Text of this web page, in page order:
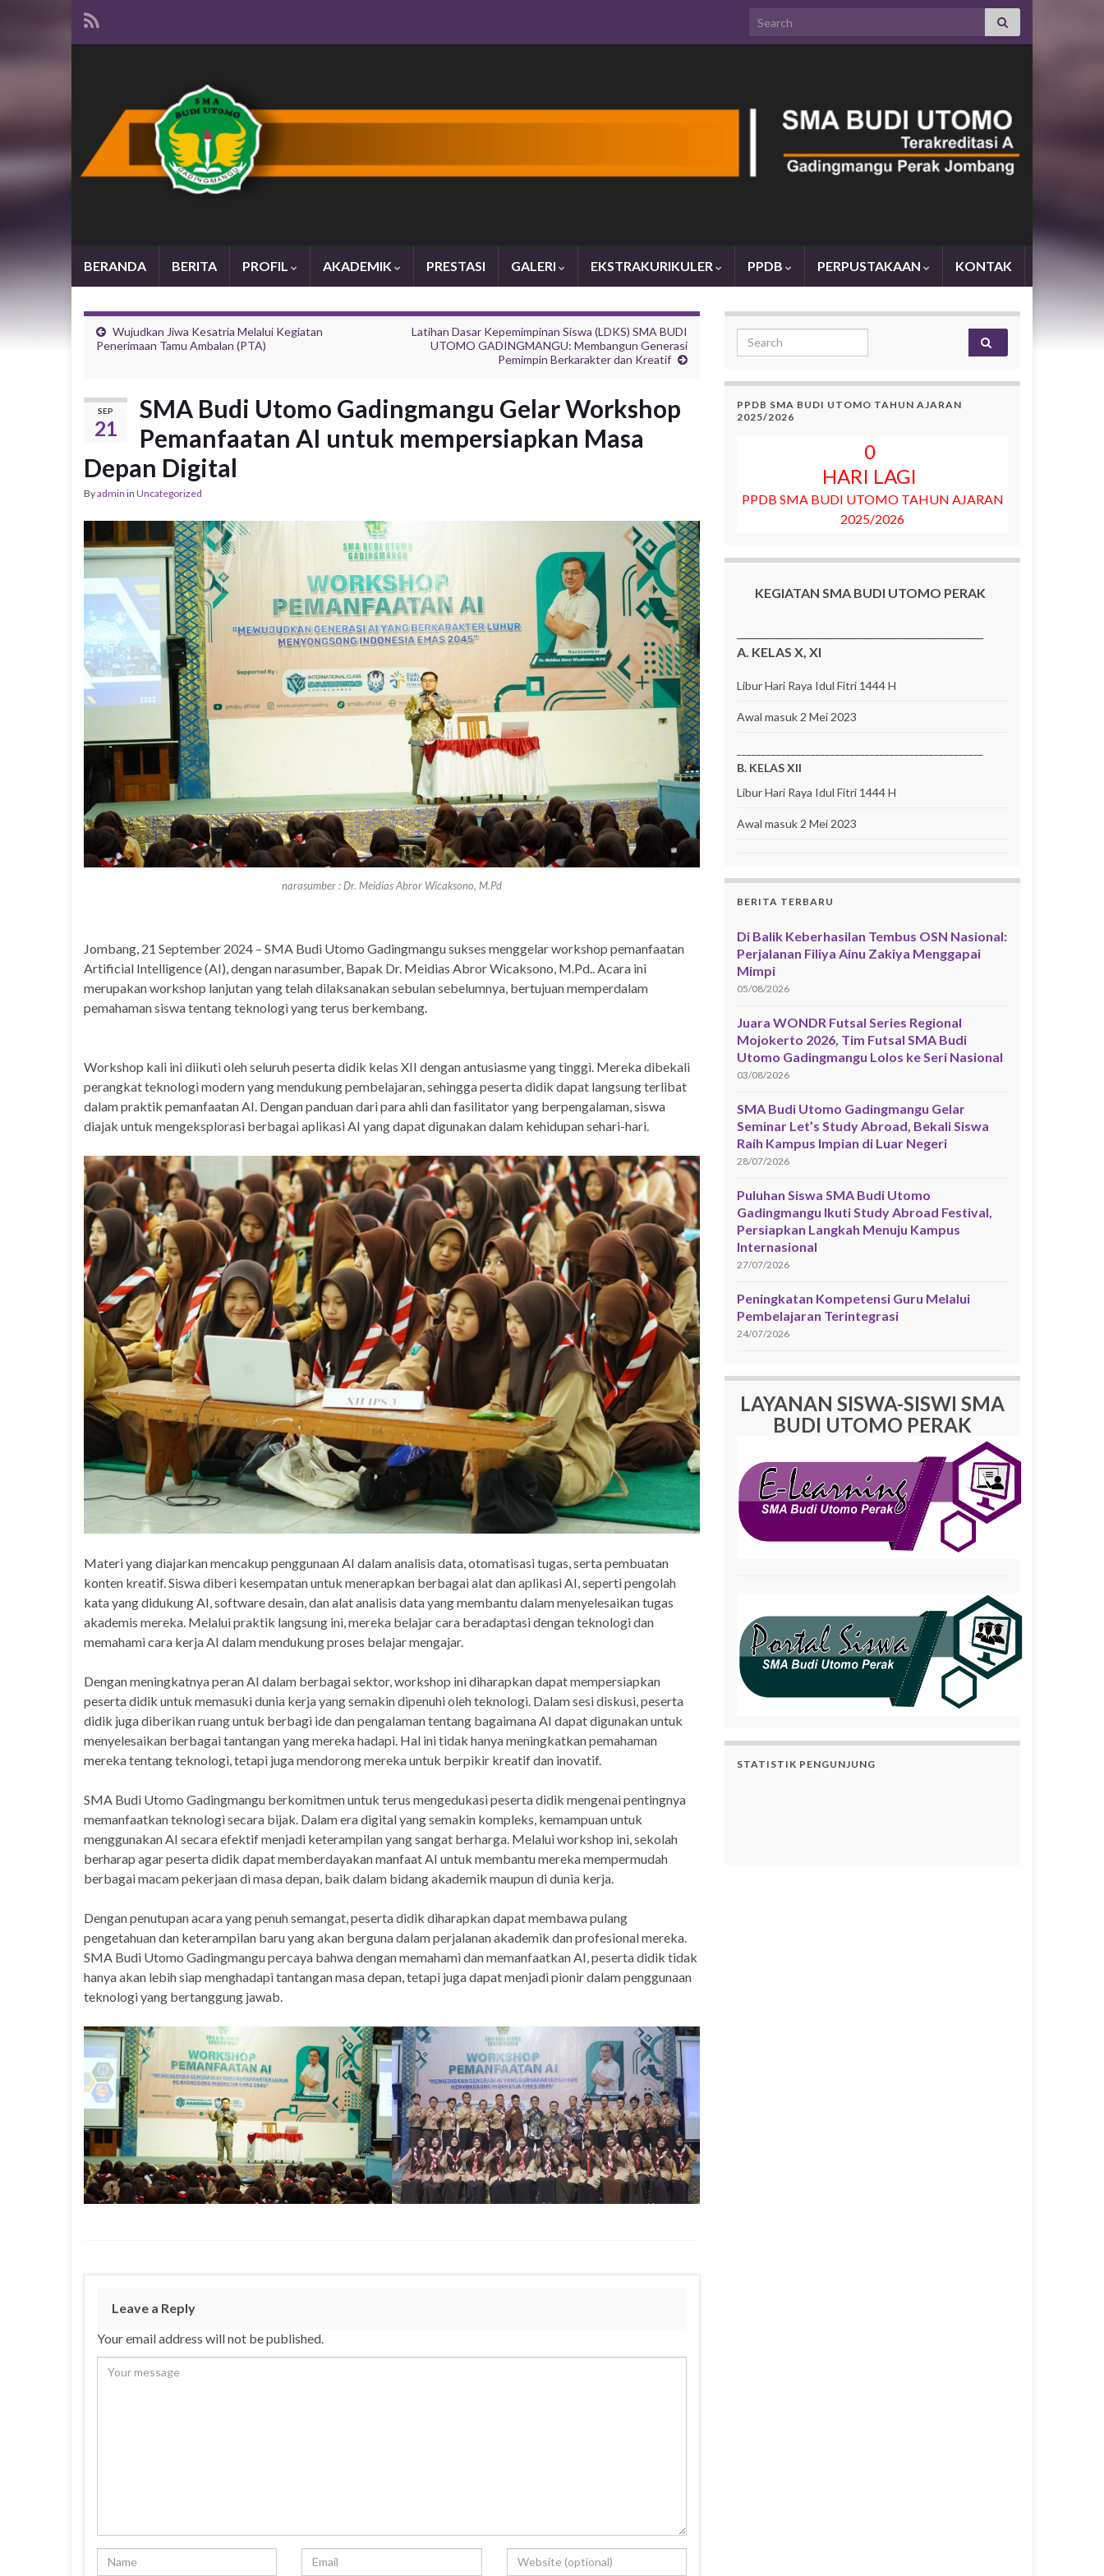
Search for:
BERANDA BERITA PROFIL AKADEMIK PRESTASI GALERI EKSTRAKURIKULER PPDB PERPUSTAKAAN KONTAK
Wujudkan Jiwa Kesatria Melalui Kegiatan
Penerimaan Tamu Ambalan (PTA)
Latihan Dasar Kepemimpinan Siswa (LDKS) SMA BUDI
UTOMO GADINGMANGU: Membangun Generasi
Pemimpin Berkarakter dan Kreatif
SEP
21
SMA Budi Utomo Gadingmangu Gelar Workshop
Pemanfaatan AI untuk mempersiapkan Masa
Depan Digital
Byadmin in Uncategorized
narasumber : Dr. Meidias Abror Wicaksono, M.Pd
Jombang, 21 September 2024 – SMA Budi Utomo Gadingmangu sukses menggelar workshop pemanfaatan
Artificial Intelligence (AI), dengan narasumber, Bapak Dr. Meidias Abror Wicaksono, M.Pd.. Acara ini
merupakan workshop lanjutan yang telah dilaksanakan sebulan sebelumnya, bertujuan memperdalam
pemahaman siswa tentang teknologi yang terus berkembang.
Workshop kali ini diikuti oleh seluruh peserta didik kelas XII dengan antusiasme yang tinggi. Mereka dibekali
perangkat teknologi modern yang mendukung pembelajaran, sehingga peserta didik dapat langsung terlibat
dalam praktik pemanfaatan AI. Dengan panduan dari para ahli dan fasilitator yang berpengalaman, siswa
diajak untuk mengeksplorasi berbagai aplikasi AI yang dapat digunakan dalam kehidupan sehari-hari.
Materi yang diajarkan mencakup penggunaan AI dalam analisis data, otomatisasi tugas, serta pembuatan
konten kreatif. Siswa diberi kesempatan untuk menerapkan berbagai alat dan aplikasi AI, seperti pengolah
kata yang didukung AI, software desain, dan alat analisis data yang membantu dalam menyelesaikan tugas
akademis mereka. Melalui praktik langsung ini, mereka belajar cara beradaptasi dengan teknologi dan
memahami cara kerja AI dalam mendukung proses belajar mengajar.
Dengan meningkatnya peran AI dalam berbagai sektor, workshop ini diharapkan dapat mempersiapkan
peserta didik untuk memasuki dunia kerja yang semakin dipenuhi oleh teknologi. Dalam sesi diskusi, peserta
didik juga diberikan ruang untuk berbagi ide dan pengalaman tentang bagaimana AI dapat digunakan untuk
menyelesaikan berbagai tantangan yang mereka hadapi. Hal ini tidak hanya meningkatkan pemahaman
mereka tentang teknologi, tetapi juga mendorong mereka untuk berpikir kreatif dan inovatif.
SMA Budi Utomo Gadingmangu berkomitmen untuk terus mengedukasi peserta didik mengenai pentingnya
memanfaatkan teknologi secara bijak. Dalam era digital yang semakin kompleks, kemampuan untuk
menggunakan AI secara efektif menjadi keterampilan yang sangat berharga. Melalui workshop ini, sekolah
berharap agar peserta didik dapat memberdayakan manfaat AI untuk membantu mereka mempermudah
berbagai macam pekerjaan di masa depan, baik dalam bidang akademik maupun di dunia kerja.
Dengan penutupan acara yang penuh semangat, peserta didik diharapkan dapat membawa pulang
pengetahuan dan keterampilan baru yang akan berguna dalam perjalanan akademik dan profesional mereka.
SMA Budi Utomo Gadingmangu percaya bahwa dengan memahami dan memanfaatkan AI, peserta didik tidak
hanya akan lebih siap menghadapi tantangan masa depan, tetapi juga dapat menjadi pionir dalam penggunaan
teknologi yang bertanggung jawab.
Leave a Reply
Your email address will not be published.
Search for:
PPDB SMA BUDI UTOMO TAHUN AJARAN
2025/2026
0
HARI LAGI
PPDB SMA BUDI UTOMO TAHUN AJARAN
2025/2026
KEGIATAN SMA BUDI UTOMO PERAK
A. KELAS X, XI
Libur Hari Raya Idul Fitri 1444 H
Awal masuk 2 Mei 2023
B. KELAS XII
Libur Hari Raya Idul Fitri 1444 H
Awal masuk 2 Mei 2023
BERITA TERBARU
Di Balik Keberhasilan Tembus OSN Nasional:
Perjalanan Filiya Ainu Zakiya Menggapai
Mimpi
05/08/2026
Juara WONDR Futsal Series Regional
Mojokerto 2026, Tim Futsal SMA Budi
Utomo Gadingmangu Lolos ke Seri Nasional
03/08/2026
SMA Budi Utomo Gadingmangu Gelar
Seminar Let’s Study Abroad, Bekali Siswa
Raih Kampus Impian di Luar Negeri
28/07/2026
Puluhan Siswa SMA Budi Utomo
Gadingmangu Ikuti Study Abroad Festival,
Persiapkan Langkah Menuju Kampus
Internasional
27/07/2026
Peningkatan Kompetensi Guru Melalui
Pembelajaran Terintegrasi
24/07/2026
LAYANAN SISWA-SISWI SMA
BUDI UTOMO PERAK
STATISTIK PENGUNJUNG